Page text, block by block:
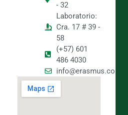
- 32
Laboratorio:
Cra. 17 # 39 -
58
(+57) 601
486 4030
info@erasmus.com.co